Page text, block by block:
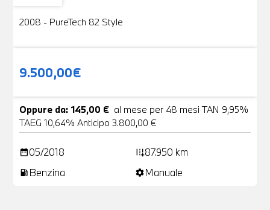
2008 - PureTech 82 Style
9.500,00€
Oppure da: 145,00 € al mese per 48 mesi TAN 9,95%
TAEG 10,64% Anticipo 3.800,00 €
date_range05/2018 add_road87.950 km
local_gas_station Benzina settingsManuale